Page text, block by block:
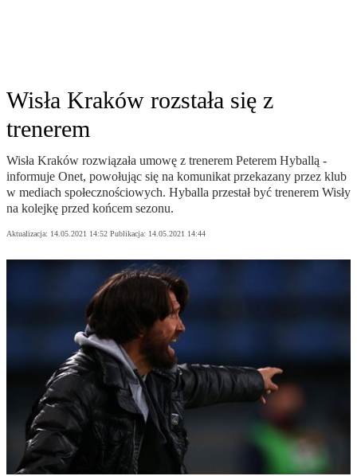
Wisła Kraków rozstała się z
trenerem
Wisła Kraków rozwiązała umowę z trenerem Peterem Hyballą -
informuje Onet, powołując się na komunikat przekazany przez klub
w mediach społecznościowych. Hyballa przestał być trenerem Wisły
na kolejkę przed końcem sezonu.
Aktualizacja: 14.05.2021 14:52 Publikacja: 14.05.2021 14:44